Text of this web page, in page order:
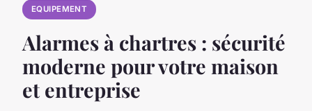
EQUIPEMENT
Alarmes à chartres : sécurité
moderne pour votre maison
et entreprise